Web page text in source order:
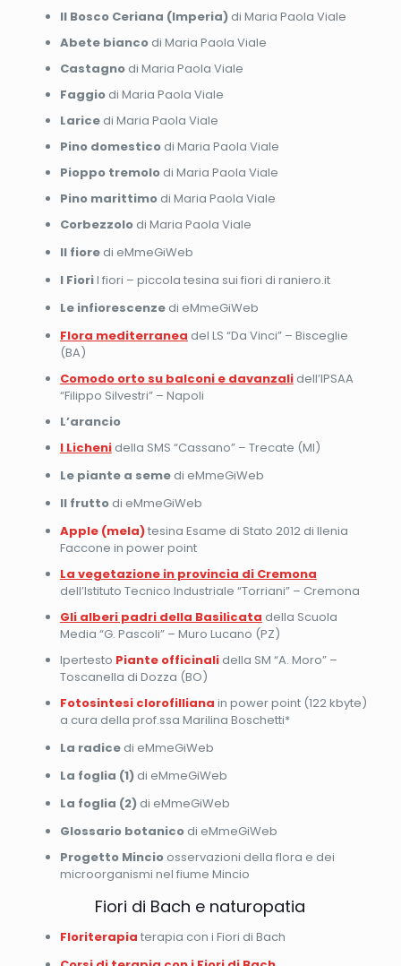
Il Bosco Ceriana (Imperia)di Maria Paola Viale
Abete biancodi Maria Paola Viale
Castagnodi Maria Paola Viale
Faggiodi Maria Paola Viale
Laricedi Maria Paola Viale
Pino domesticodi Maria Paola Viale
Pioppo tremolodi Maria Paola Viale
Pino marittimodi Maria Paola Viale
Corbezzolodi Maria Paola Viale
Il fiore di eMmeGiWeb
I FioriI fiori – piccola tesina sui fiori di raniero.it
Le infiorescenze di eMmeGiWeb
Flora mediterranea del LS “Da Vinci” – Bisceglie
(BA)
Comodo orto su balconi e davanzalidell’IPSAA
“Filippo Silvestri” – Napoli
L’arancio
I Licheni della SMS “Cassano” – Trecate (MI)
Le piante a seme di eMmeGiWeb
Il frutto di eMmeGiWeb
Apple (mela)tesina Esame di Stato 2012 di Ilenia
Faccone in power point
La vegetazione in provincia di Cremona
dell’Istituto Tecnico Industriale “Torriani” – Cremona
Gli alberi padri della Basilicata della Scuola
Media “G. Pascoli” – Muro Lucano (PZ)
Ipertesto Piante officinali della SM “A. Moro” –
Toscanella di Dozza (BO)
Fotosintesi clorofilliana in power point (122 kbyte)
a cura della prof.ssa Marilina Boschetti*
La radice di eMmeGiWeb
La foglia (1) di eMmeGiWeb
La foglia (2) di eMmeGiWeb
Glossario botanico di eMmeGiWeb
Progetto Mincioosservazioni della flora e dei
microorganismi nel fiume Mincio
Fiori di Bach e naturopatia
Floriterapia terapia con i Fiori di Bach